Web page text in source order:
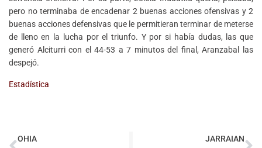
pero no terminaba de encadenar 2 buenas acciones ofensivas y 2
buenas acciones defensivas que le permitieran terminar de meterse
de lleno en la lucha por el triunfo. Y por si había dudas, las que
generó Alciturri con el 44-53 a 7 minutos del final, Aranzabal las
despejó.
Estadística
OHIA JARRAIAN